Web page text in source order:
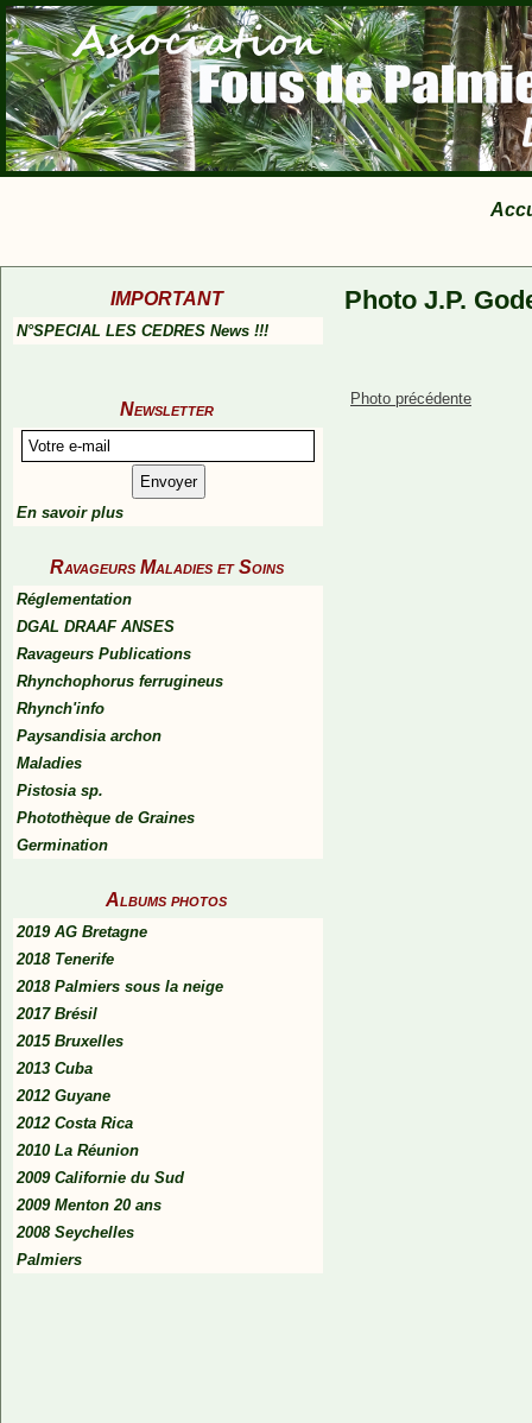
IMPORTANT
N°SPECIAL LES CEDRES News !!!
Newsletter
En savoir plus
Ravageurs Maladies et Soins
Réglementation
DGAL DRAAF ANSES
Ravageurs Publications
Rhynchophorus ferrugineus
Rhynch'info
Paysandisia archon
Maladies
Pistosia sp.
Photothèque de Graines
Germination
Albums photos
2019 AG Bretagne
2018 Tenerife
2018 Palmiers sous la neige
2017 Brésil
2015 Bruxelles
2013 Cuba
2012 Guyane
2012 Costa Rica
2010 La Réunion
2009 Californie du Sud
2009 Menton 20 ans
2008 Seychelles
Palmiers
Photo J.P.
Photo précédente